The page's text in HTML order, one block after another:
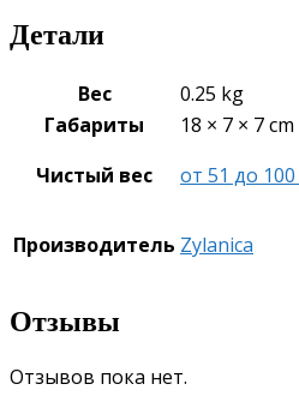
Детали
Вес
0.25 kg
Габариты
18 × 7 × 7 cm
Чистый вес
от 51 до 100
Производитель Zylanica
Отзывы
Отзывов пока нет.